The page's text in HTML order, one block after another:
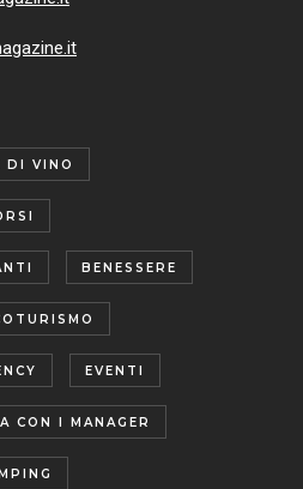
DI VINO
BENESSERE
EVENTI
CON I MANAGER